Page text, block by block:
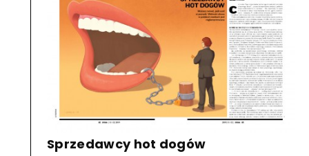
Sprzedawcy hot dogów